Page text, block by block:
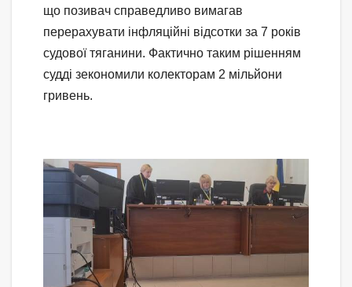
що позивач справедливо вимагав
перерахувати інфляційні відсотки за 7 років
судової тяганини. Фактично таким рішенням
судді зекономили колекторам 2 мільйони
гривень.